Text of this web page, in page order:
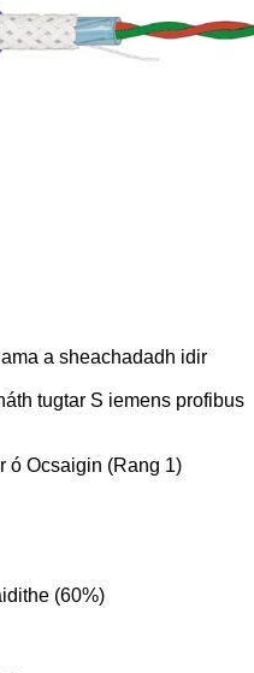
a sheachadadh idir
tugtar S iemens profibus
ó Ocsaigin (Rang 1)
(60%)